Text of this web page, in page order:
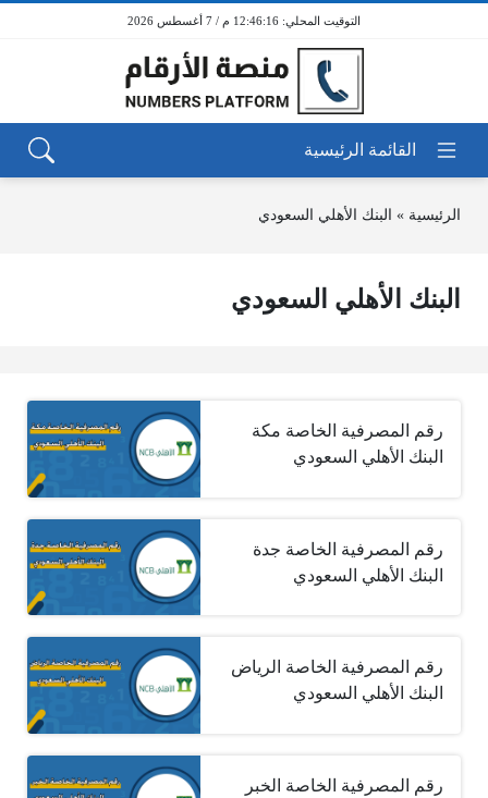
12:46:16 م / 7 أغسطس 2026
الرئيسية » البنك الأهلي السعودي
البنك الأهلي السعودي
رقم المصرفية الخاصة مكة
البنك الأهلي السعودي
رقم المصرفية الخاصة جدة
البنك الأهلي السعودي
رقم المصرفية الخاصة الرياض
البنك الأهلي السعودي
رقم المصرفية الخاصة الخبر